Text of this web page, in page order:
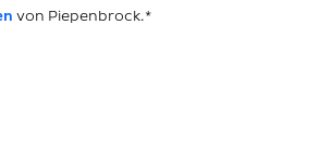
von Piepenbrock.*